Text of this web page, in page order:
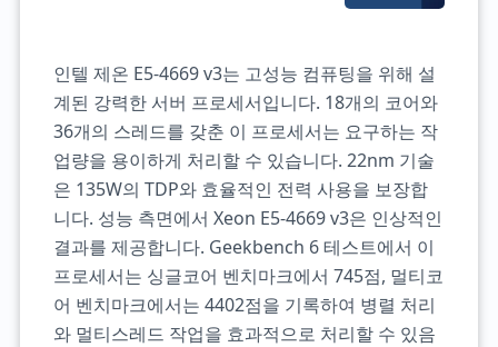
인텔 제온 E5-4669 v3는 고성능 컴퓨팅을 위해 설
계된 강력한 서버 프로세서입니다. 18개의 코어와
36개의 스레드를 갖춘 이 프로세서는 요구하는 작
업량을 용이하게 처리할 수 있습니다. 22nm 기술
은 135W의 TDP와 효율적인 전력 사용을 보장합
니다. 성능 측면에서 Xeon E5-4669 v3은 인상적인
결과를 제공합니다. Geekbench 6 테스트에서 이
프로세서는 싱글코어 벤치마크에서 745점, 멀티코
어 벤치마크에서는 4402점을 기록하여 병렬 처리
와 멀티스레드 작업을 효과적으로 처리할 수 있음